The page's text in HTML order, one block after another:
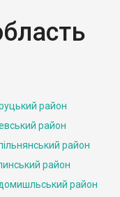
район
район
район
район
район